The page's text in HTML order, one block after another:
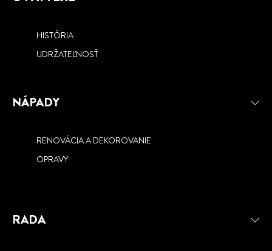
HISTÓRIA
UDRŽATEĽNOSŤ
NÁPADY
RENOVÁCIA A DEKOROVANIE
OPRAVY
RADA